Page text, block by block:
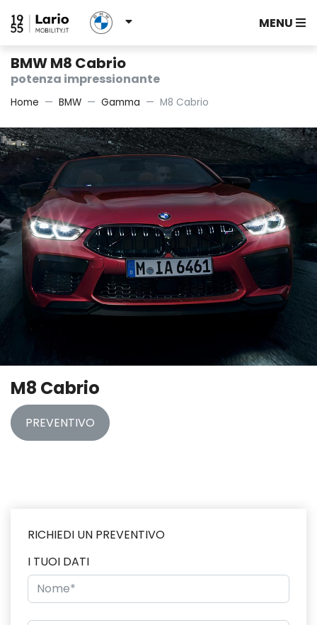
MENU
BMW M8 Cabrio
potenza impressionante
Home BMW Gamma M8 Cabrio
M8 Cabrio
PREVENTIVO
RICHIEDI UN PREVENTIVO
I TUOI DATI